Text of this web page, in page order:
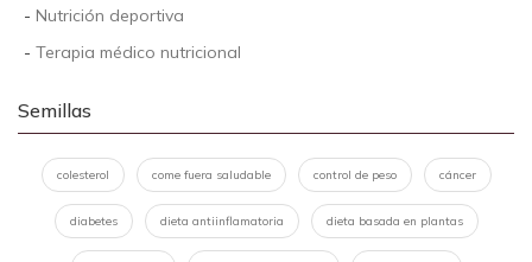
- Nutrición deportiva
- Terapia médico nutricional
Semillas
colesterol come fuera saludable control de peso cáncer
diabetes dieta antiinflamatoria dieta basada en plantas